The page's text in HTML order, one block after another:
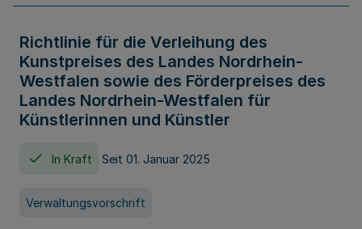
Richtlinie für die Verleihung des
Kunstpreises des Landes Nordrhein-
Westfalen sowie des Förderpreises des
Landes Nordrhein-Westfalen für
Künstlerinnen und Künstler
In Kraft Seit 01. Januar 2025
Verwaltungsvorschrift